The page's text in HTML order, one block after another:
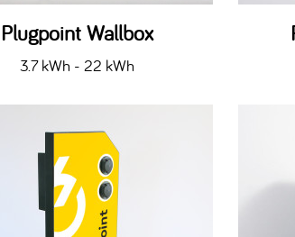
Plugpoint Wallbox
3.7 kWh - 22 kWh